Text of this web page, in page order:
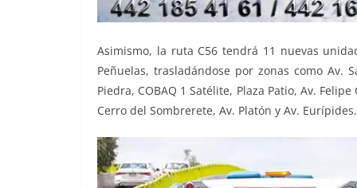
Asimismo, la ruta C56 tendrá 11 nuevas
Peñuelas, trasladándose por zonas como Av.
Piedra, COBAQ 1 Satélite, Plaza Patio, Av.
Cerro del Sombrerete, Av. Platón y Av. Eurípides.